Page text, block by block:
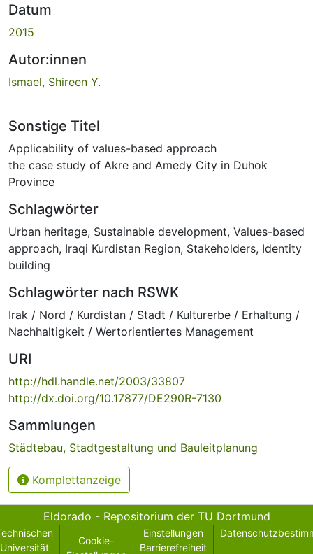
Datum
2015
Autor:innen
Ismael, Shireen Y.
Sonstige Titel
Applicability of values-based approach
the case study of Akre and Amedy City in Duhok
Province
Schlagwörter
Urban heritage, Sustainable development, Values-based
approach, Iraqi Kurdistan Region, Stakeholders, Identity
building
Schlagwörter nach RSWK
Irak / Nord / Kurdistan / Stadt / Kulturerbe / Erhaltung /
Nachhaltigkeit / Wertorientiertes Management
URI
http://hdl.handle.net/2003/33807
http://dx.doi.org/10.17877/DE290R-7130
Sammlungen
Städtebau, Stadtgestaltung und Bauleitplanung
Komplettanzeige
Eldorado - Repositorium der TU Dortmund
Universität
Cookie-
Einstellungen
Barrierefreiheit